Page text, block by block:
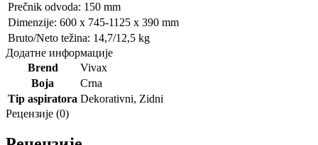
Prečnik odvoda: 150 mm
Dimenzije: 600 x 745-1125 x 390 mm
Bruto/Neto težina: 14,7/12,5 kg
Додатне информације
Brend
Vivax
Boja
Crna
Tip aspiratora Dekorativni, Zidni
Рецензије (0)